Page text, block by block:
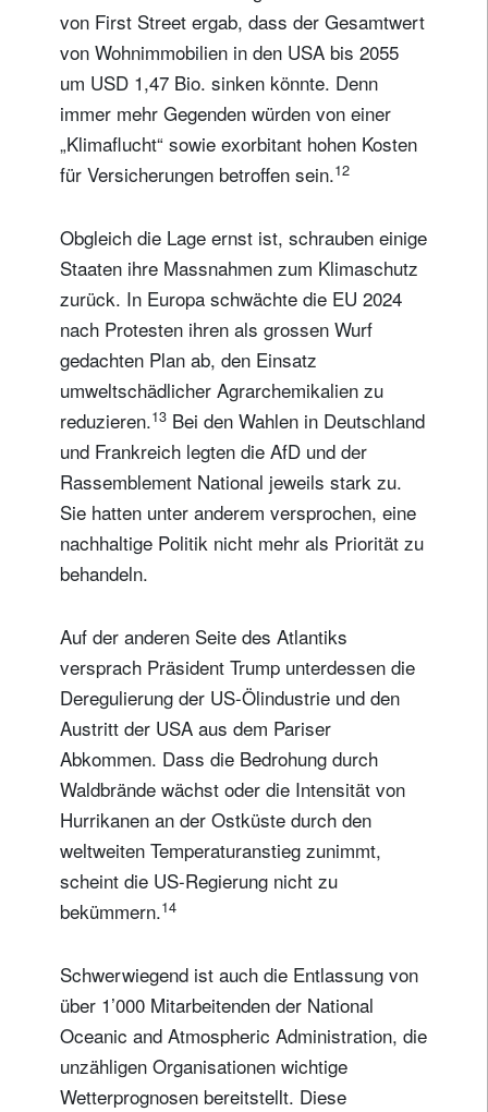
von First Street ergab, dass der Gesamtwert
von Wohnimmobilien in den USA bis 2055
um USD 1,47 Bio. sinken könnte. Denn
immer mehr Gegenden würden von einer
„Klimaflucht“ sowie exorbitant hohen Kosten
für Versicherungen betroffen sein.12
Obgleich die Lage ernst ist, schrauben einige
Staaten ihre Massnahmen zum Klimaschutz
zurück. In Europa schwächte die EU 2024
nach Protesten ihren als grossen Wurf
gedachten Plan ab, den Einsatz
umweltschädlicher Agrarchemikalien zu
reduzieren.13 Bei den Wahlen in Deutschland
und Frankreich legten die AfD und der
Rassemblement National jeweils stark zu.
Sie hatten unter anderem versprochen, eine
nachhaltige Politik nicht mehr als Priorität zu
behandeln.
Auf der anderen Seite des Atlantiks
versprach Präsident Trump unterdessen die
Deregulierung der US-Ölindustrie und den
Austritt der USA aus dem Pariser
Abkommen. Dass die Bedrohung durch
Waldbrände wächst oder die Intensität von
Hurrikanen an der Ostküste durch den
weltweiten Temperaturanstieg zunimmt,
scheint die US-Regierung nicht zu
bekümmern.14
Schwerwiegend ist auch die Entlassung von
über 1’000 Mitarbeitenden der National
Oceanic and Atmospheric Administration, die
unzähligen Organisationen wichtige
Wetterprognosen bereitstellt. Diese
Wohnsitzland
Ich bin weder in den USA wohnhaft noch bin ich US-Bürger
Ihre Informationen werden in Übereinstimmung
mit unsererDatenschutzerklärung verwendet
registrieren